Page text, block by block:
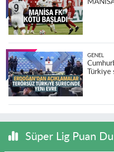
GENEL
Süper Lig Puan